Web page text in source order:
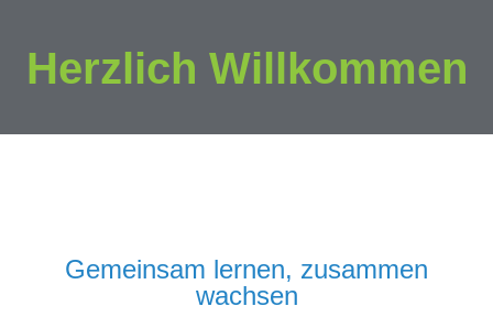
Herzlich Willkommen
Gemeinsam lernen, zusammen
wachsen